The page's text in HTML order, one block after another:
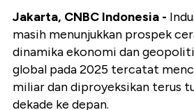
Jakarta, CNBC Indonesia -
masih menunjukkan prospek
dinamika ekonomi dan
global pada 2025 tercatat
miliar dan diproyeksikan terus
dekade ke depan.